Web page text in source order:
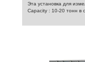
Эта установка для
Capacity : 10-20 тонн в